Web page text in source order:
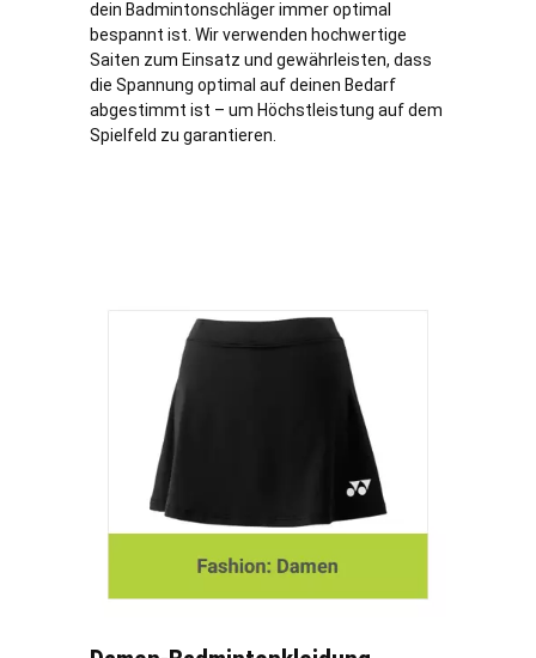
dein Badmintonschläger immer optimal
bespannt ist. Wir verwenden hochwertige
Saiten zum Einsatz und gewährleisten, dass
die Spannung optimal auf deinen Bedarf
abgestimmt ist – um Höchstleistung auf dem
Spielfeld zu garantieren.